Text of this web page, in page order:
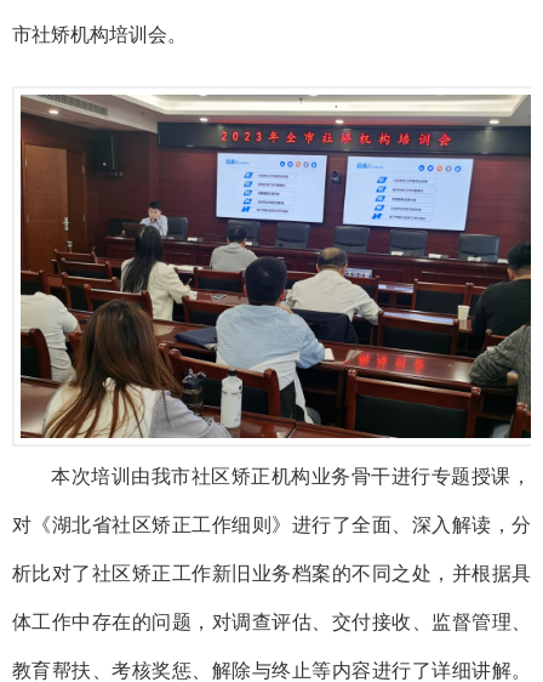
市社矫机构培训会。
本次培训由我市社区矫正机构业务骨干进行专题授课，
对《湖北省社区矫正工作细则》进行了全面、深入解读，分
析比对了社区矫正工作新旧业务档案的不同之处，并根据具
体工作中存在的问题，对调查评估、交付接收、监督管理、
教育帮扶、考核奖惩、解除与终止等内容进行了详细讲解。